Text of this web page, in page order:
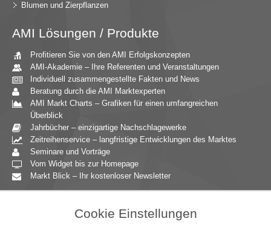
Blumen und Zierpflanzen
AMI Lösungen / Produkte
Profitieren Sie von den AMI Erfolgskonzepten
AMI-Akademie – Ihre Referenten und Veranstaltungen
Individuell zusammengestellte Fakten und News
Beratung durch die AMI Marktexperten
AMI Markt Charts – Grafiken für einen umfangreichen
Überblick
Jahrbücher – einzigartige Nachschlagewerke
Zeitreihenservice – langfristige Entwicklungen des Marktes
Seminare und Vorträge
Vom Widget bis zur Homepage
Markt Blick – Ihr kostenloser Newsletter
Cookie Einstellungen